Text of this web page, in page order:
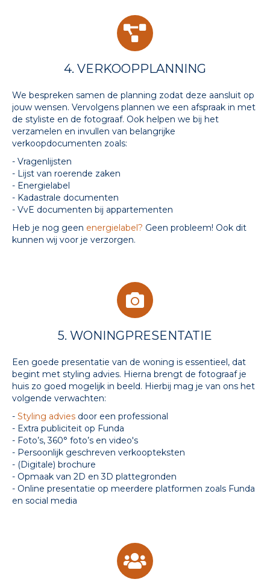
4. VERKOOPPLANNING
We bespreken samen de planning zodat deze aansluit op
jouw wensen. Vervolgens plannen we een afspraak in met
de styliste en de fotograaf. Ook helpen we bij het
verzamelen en invullen van belangrijke
verkoopdocumenten zoals:
- Vragenlijsten
- Lijst van roerende zaken
- Energielabel
- Kadastrale documenten
- VvE documenten bij appartementen
Heb je nog geen energielabel? Geen probleem! Ook dit
kunnen wij voor je verzorgen.
5. WONINGPRESENTATIE
Een goede presentatie van de woning is essentieel, dat
begint met styling advies. Hierna brengt de fotograaf je
huis zo goed mogelijk in beeld. Hierbij mag je van ons het
volgende verwachten:
- Styling advies door een professional
- Extra publiciteit op Funda
- Foto’s, 360° foto’s en video's
- Persoonlijk geschreven verkoopteksten
- (Digitale) brochure
- Opmaak van 2D en 3D plattegronden
- Online presentatie op meerdere platformen zoals Funda
en social media